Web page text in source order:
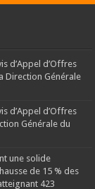
d’Appel d’Offres
Direction Générale
d’Appel d’Offres
Générale du
une solide
de 15 % des
423